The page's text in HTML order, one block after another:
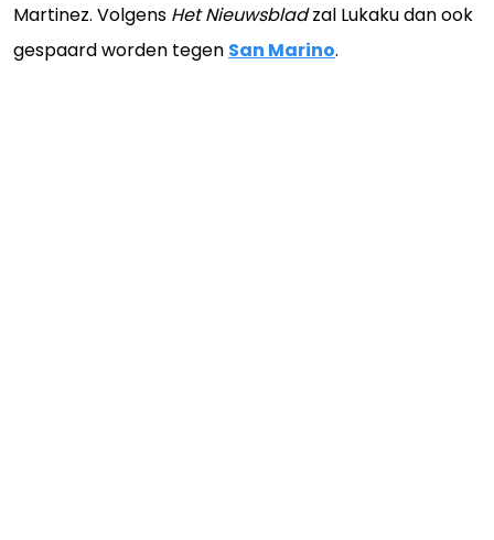
Martinez. Volgens Het Nieuwsbladzal Lukaku dan ook
gespaard worden tegen San Marino.